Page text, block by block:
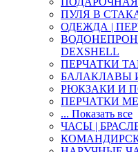
ПУЛЯ В
ОДЕЖДА |
DEXSHELL
ПЕРЧАТКИ
БАЛАКЛАВЫ
РЮКЗАКИ И
ПЕРЧАТКИ
... Показать все
ЧАСЫ |